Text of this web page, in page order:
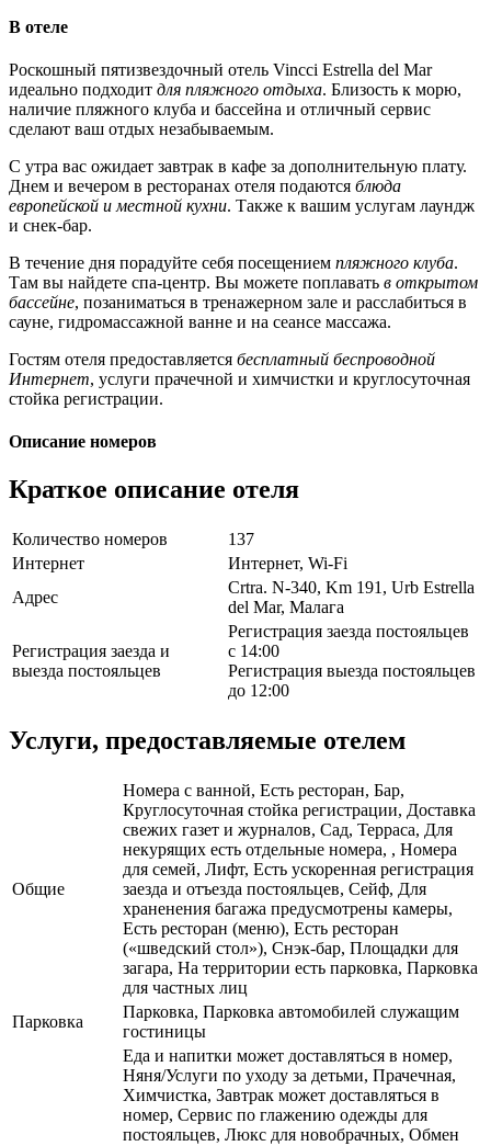
В отеле
Роскошный пятизвездочный отель Vincci Estrella del Mar
идеально подходит для пляжного отдыха. Близость к морю,
наличие пляжного клуба и бассейна и отличный сервис
сделают ваш отдых незабываемым.
С утра вас ожидает завтрак в кафе за дополнительную плату.
Днем и вечером в ресторанах отеля подаются блюда
европейской и местной кухни. Также к вашим услугам лаундж
и снек-бар.
В течение дня порадуйте себя посещением пляжного клуба.
Там вы найдете спа-центр. Вы можете поплавать в открытом
бассейне, позаниматься в тренажерном зале и расслабиться в
сауне, гидромассажной ванне и на сеансе массажа.
Гостям отеля предоставляется бесплатный беспроводной
Интернет, услуги прачечной и химчистки и круглосуточная
стойка регистрации.
Описание номеров
Краткое описание отеля
Количество номеров
137
Интернет
Интернет, Wi-Fi
Адрес
Crtra. N-340, Km 191, Urb Estrella
del Mar, Малага
Регистрация заезда и
выезда постояльцев
Регистрация заезда постояльцев
с 14:00
Регистрация выезда постояльцев
до 12:00
Услуги, предоставляемые отелем
Общие
Номера с ванной, Есть ресторан, Бар,
Круглосуточная стойка регистрации, Доставка
свежих газет и журналов, Сад, Терраса, Для
некурящих есть отдельные номера, , Номера
для семей, Лифт, Есть ускоренная регистрация
заезда и отъезда постояльцев, Сейф, Для
храненения багажа предусмотрены камеры,
Есть ресторан (меню), Есть ресторан
(«шведский стол»), Снэк-бар, Площадки для
загара, На территории есть парковка, Парковка
для частных лиц
Парковка
Парковка, Парковка автомобилей служащим
гостиницы
Еда и напитки может доставляться в номер,
Няня/Услуги по уходу за детьми, Прачечная,
Химчистка, Завтрак может доставляться в
номер, Сервис по глажению одежды для
постояльцев, Люкс для новобрачных, Обмен